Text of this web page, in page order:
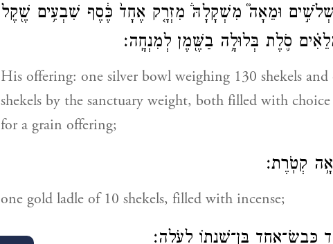
וּמֵאָה֮ מִשְׁקָלָהּ֒ מִזְרָ֤ק אֶחָד֙ כֶּ֔סֶף שִׁבְעִ֥ים שֶׁ֖קֶל
סֹ֛לֶת בְּלוּלָ֥ה בַשֶּׁ֖מֶן לְמִנְחָֽה׃
His offering: one silver bowl weighing 130 shekels
shekels by the sanctuary weight, both filled with
for a grain offering;
קְטֹֽרֶת׃
one gold ladle of 10 shekels, filled with incense;